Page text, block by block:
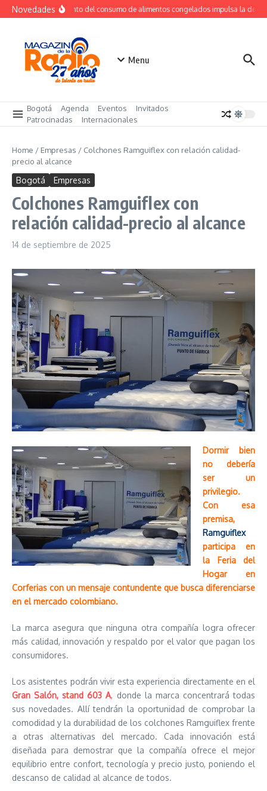
Saltar al contenido
NovedadesCrecimiento del consumo de alimentos congelados impulsa la
Menu
Bogotá Agenda Eventos
Invitados
Patrocinadas
Internacionales
Home / Empresas / Colchones Ramguiflex con relación calidad-
precio al alcance
Bogotá Empresas
Colchones Ramguiflex con
relación calidad-precio al alcance
14 de septiembre de 2025
Dormir bien
no debería
ser un
privilegio.
Con esa
premisa,
Ramguiflex
participa en
la Feria del
Hogar en
Corferias con un mensaje contundente que busca diferenciarse
en el mercado colombiano.
La marca asegura que ninguna otra compañía logra ofrecer
más calidad, innovación y respaldo por el valor que pagan los
consumidores.
Los asistentes podrán vivir esta experiencia directamente en el
Gran Salón, stand 603 A, donde la marca concentrará todas
sus novedades. Allí tendrán la oportunidad de comprobar la
comodidad y la durabilidad de los colchones Ramguiflex frente
a otras alternativas del mercado. Cada innovación está
diseñada para demostrar que la compañía ofrece el mejor
equilibrio entre confort, tecnología y precio justo, poniendo el
descanso de calidad al alcance de todos.